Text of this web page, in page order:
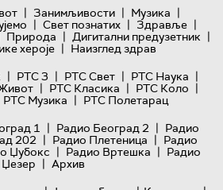
| Занимљивости | Музика |
| Свет познатих | Здравље |
Природа | Дигитални предузетник |
хероје | Наизглед здрав
| РТС 3 | РТС Свет | РТС Наука |
| РТС Класика | РТС Коло |
РТС Музика | РТС Полетарац
1 | Радио Београд 2 | Радио
202 | Радио Плетеница | Радио
Џубокс | Радио Вртешка | Радио
Џезер | Архив